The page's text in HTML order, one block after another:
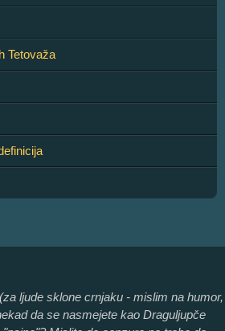
Tetovaža
ljude sklone crnjaku - mislim na humor,
da se nasmejete kao Draguljupče